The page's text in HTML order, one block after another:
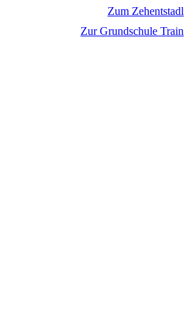
Zum Zehentstadl
Zur Grundschule Train